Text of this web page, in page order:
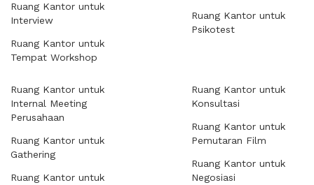
Ruang Kantor untuk
Interview
Ruang Kantor untuk
Tempat Workshop
Ruang Kantor untuk
Psikotest
Ruang Kantor untuk
Internal Meeting
Perusahaan
Ruang Kantor untuk
Gathering
Ruang Kantor untuk
Ruang Kantor untuk
Konsultasi
Ruang Kantor untuk
Pemutaran Film
Ruang Kantor untuk
Negosiasi